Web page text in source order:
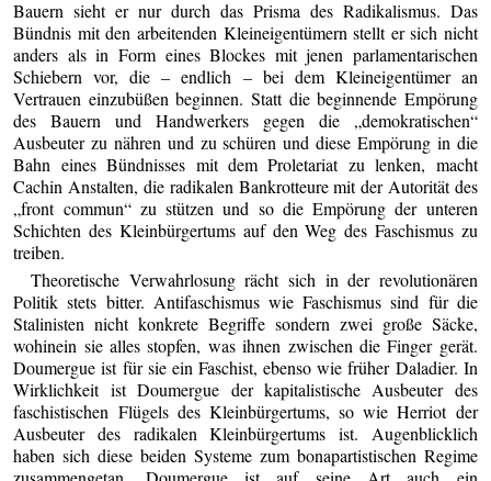
Bauern sieht er nur durch das Prisma des Radikalismus. Das
Bündnis mit den arbeitenden Kleineigentümern stellt er sich nicht
anders als in Form eines Blockes mit jenen parlamentarischen
Schiebern vor, die – endlich – bei dem Kleineigentümer an
Vertrauen einzubüßen beginnen. Statt die beginnende Empörung
des Bauern und Handwerkers gegen die „demokratischen“
Ausbeuter zu nähren und zu schüren und diese Empörung in die
Bahn eines Bündnisses mit dem Proletariat zu lenken, macht
Cachin Anstalten, die radikalen Bankrotteure mit der Autorität des
„front commun“ zu stützen und so die Empörung der unteren
Schichten des Kleinbürgertums auf den Weg des Faschismus zu
treiben.
Theoretische Verwahrlosung rächt sich in der revolutionären
Politik stets bitter. Antifaschismus wie Faschismus sind für die
Stalinisten nicht konkrete Begriffe sondern zwei große Säcke,
wohinein sie alles stopfen, was ihnen zwischen die Finger gerät.
Doumergue ist für sie ein Faschist, ebenso wie früher Daladier. In
Wirklichkeit ist Doumergue der kapitalistische Ausbeuter des
faschistischen Flügels des Kleinbürgertums, so wie Herriot der
Ausbeuter des radikalen Kleinbürgertums ist. Augenblicklich
haben sich diese beiden Systeme zum bonapartistischen Regime